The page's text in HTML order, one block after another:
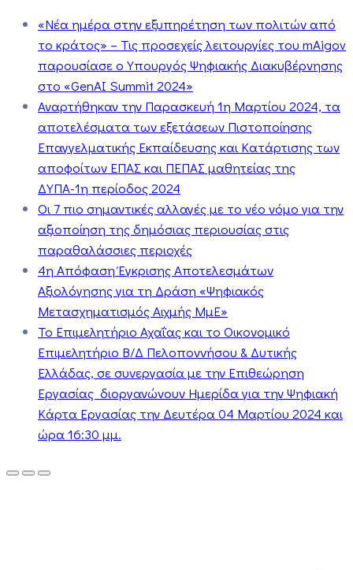
«Νέα ημέρα στην εξυπηρέτηση των πολιτών από
το κράτος» – Τις προσεχείς λειτουργίες του mAigov
παρουσίασε ο Υπουργός Ψηφιακής Διακυβέρνησης
στο «GenAI Summit 2024»
Αναρτήθηκαν την Παρασκευή 1η Μαρτίου 2024, τα
αποτελέσματα των εξετάσεων Πιστοποίησης
Επαγγελματικής Εκπαίδευσης και Κατάρτισης των
αποφοίτων ΕΠΑΣ και ΠΕΠΑΣ μαθητείας της
ΔΥΠΑ-1η περίοδος 2024
Οι 7 πιο σημαντικές αλλαγές με το νέο νόμο για την
αξιοποίηση της δημόσιας περιουσίας στις
παραθαλάσσιες περιοχές
4η Απόφαση Έγκρισης Αποτελεσμάτων
Αξιολόγησης για τη Δράση «Ψηφιακός
Μετασχηματισμός Αιχμής ΜμΕ»
Το Επιμελητήριο Αχαΐας και το Οικονομικό
Επιμελητήριο Β/Δ Πελοποννήσου & Δυτικής
Ελλάδας, σε συνεργασία με την Επιθεώρηση
Εργασίας διοργανώνουν Ημερίδα για την Ψηφιακή
Κάρτα Εργασίας την Δευτέρα 04 Μαρτίου 2024 και
ώρα 16:30 μμ.